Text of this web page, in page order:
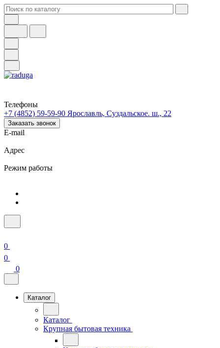
Телефоны
+7 (4852) 59-59-90 Ярославль, Суздальское. ш., 22
Заказать звонок
E-mail
Адрес
Режим работы
0
0
0
Каталог
Каталог
Крупная бытовая техника